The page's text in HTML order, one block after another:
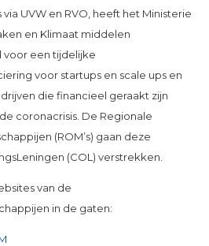
UVW en RVO, heeft het Ministerie
en Klimaat middelen
voor een tijdelijke
voor startups en scale ups en
die financieel geraakt zijn
coronacrisis. De Regionale
(ROM’s) gaan deze
(COL) verstrekken.
van de
in de gaten: